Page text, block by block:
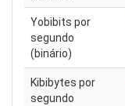
Yobibits por
segundo
(binário)
Kibibytes por
segundo